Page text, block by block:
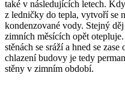
také v následujících letech.
z ledničky do tepla, vytvoří se
kondenzované vody. Stejný
zimních měsících opět
stěnách se sráží a hned se
chlazení budovy je tedy
stěny v zimním období.